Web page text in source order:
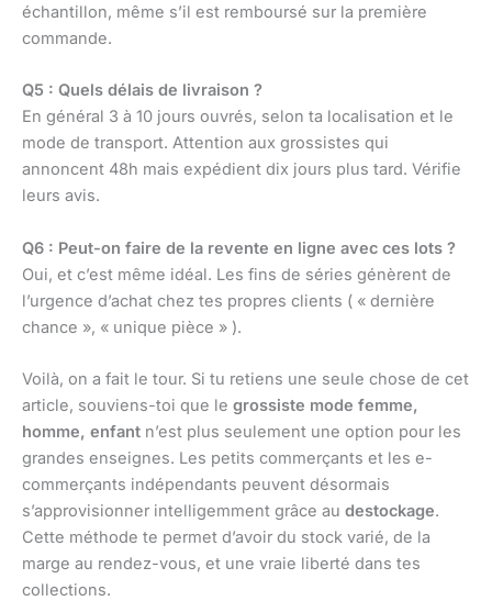
échantillon, même s’il est remboursé sur la première
commande.
Q5 : Quels délais de livraison ?
En général 3 à 10 jours ouvrés, selon ta localisation et le
mode de transport. Attention aux grossistes qui
annoncent 48h mais expédient dix jours plus tard. Vérifie
leurs avis.
Q6 : Peut-on faire de la revente en ligne avec ces lots ?
Oui, et c’est même idéal. Les fins de séries génèrent de
l’urgence d’achat chez tes propres clients ( « dernière
chance », « unique pièce » ).
Voilà, on a fait le tour. Si tu retiens une seule chose de cet
article, souviens-toi que le grossiste mode femme,
homme, enfant n’est plus seulement une option pour les
grandes enseignes. Les petits commerçants et les e-
commerçants indépendants peuvent désormais
s’approvisionner intelligemment grâce au destockage.
Cette méthode te permet d’avoir du stock varié, de la
marge au rendez-vous, et une vraie liberté dans tes
collections.